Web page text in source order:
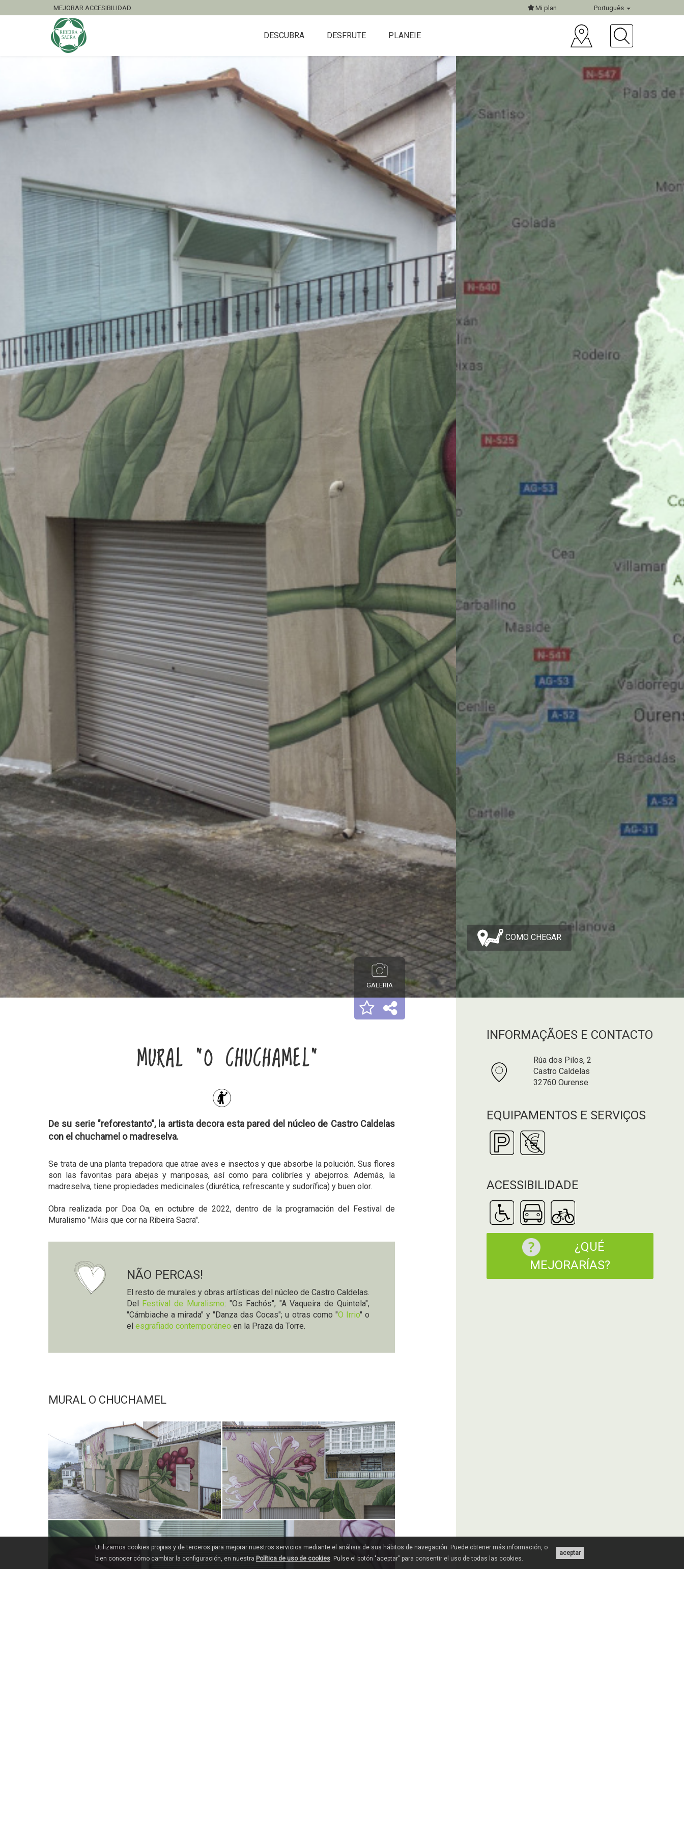
MEJORAR ACCESIBILIDAD Mi plan Português
DESCUBRA DESFRUTE PLANEIE
COMO CHEGAR
GALERIA
MURAL "O CHUCHAMEL"
De su serie "reforestanto", la artista decora esta pared del núcleo de Castro Caldelas
con el chuchamel o madreselva.
Se trata de una planta trepadora que atrae aves e insectos y que absorbe la polución. Sus flores
son las favoritas para abejas y mariposas, así como para colibríes y abejorros. Además, la
madreselva, tiene propiedades medicinales (diurética, refrescante y sudorífica) y buen olor.
Obra realizada por Doa Oa, en octubre de 2022, dentro de la programación del Festival de
Muralismo "Máis que cor na Ribeira Sacra".
NÃO PERCAS!
El resto de murales y obras artísticas del núcleo de Castro Caldelas.
Del Festival de Muralismo: "Os Fachós", "A Vaqueira de Quintela",
"Cámbiache a mirada" y "Danza das Cocas"; u otras como "O Irrio" o
el esgrafiado contemporáneo en la Praza da Torre.
MURAL O CHUCHAMEL
INFORMAÇÃOES E CONTACTO
Rúa dos Pilos, 2
Castro Caldelas
32760 Ourense
EQUIPAMENTOS E SERVIÇOS
ACESSIBILIDADE
¿QUÉ
MEJORARÍAS?
aceptar
Utilizamos cookies propias y de terceros para mejorar nuestros servicios mediante el análisis de sus hábitos de navegación. Puede obtener más información, o
bien conocer cómo cambiar la configuración, en nuestra Política de uso de cookies. Pulse el botón "aceptar" para consentir el uso de todas las cookies.